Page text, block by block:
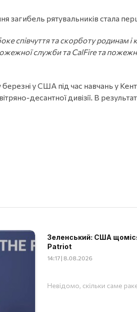
загибель рятувальників стала
співчуття та скорботу родинам і
служби та CalFire та
у США під час навчань у
десантної дивізії. В
Зеленський: США
Patriot
14:17 | 8.08.2026
Невідомо, скільки саме